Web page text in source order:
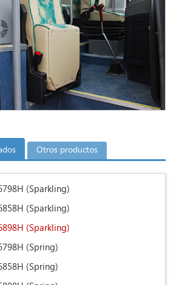
Otros productos
(Sparkling)
(Sparkling)
(Sparkling)
(Spring)
(Spring)